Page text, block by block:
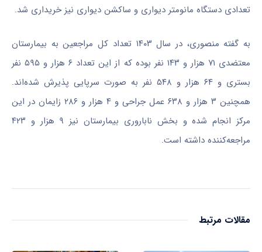
تعدادی دستگاه مانومتر دیواری و ساکشن دیواری نیز خریداری شد.
به گفته منصوری، در سال ۱۴۰۳ تعداد کل مراجعین به بیمارستان
معتضدی ۷۱ هزار و ۱۴۳ نفر بوده که از این تعداد ۶ هزار و ۵۹۵ نفر
بستری و ۶۴ هزار و ۵۴۸ نفر به صورت سرپایی پذیرش شده‌اند.
همچنین ۳ هزار و ۶۳۸ عمل جراحی و ۴ هزار و ۲۸۶ زایمان در این
مرکز انجام شده و بخش ناباروری بیمارستان نیز ۹ هزار و ۴۲۳
مراجعه‌کننده داشته است.
مقالات مرتبط